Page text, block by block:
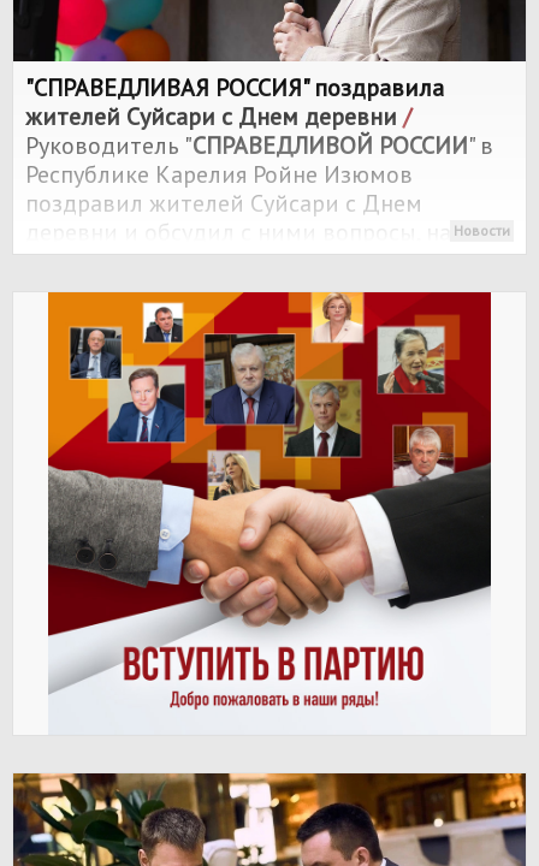
"СПРАВЕДЛИВАЯ РОССИЯ" поздравила
жителей Суйсари с Днем деревни /
Руководитель "СПРАВЕДЛИВОЙ РОССИИ" в
Республике Карелия Ройне Изюмов
поздравил жителей Суйсари с Днем
деревни и обсудил с ними вопросы, над
которыми партия продолжает работать.
Новости